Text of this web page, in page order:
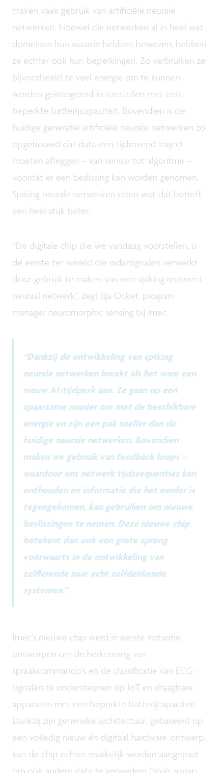
maken vaak gebruik van artificiële neurale
netwerken. Hoewel die netwerken al in heel wat
domeinen hun waarde hebben bewezen, hebben
ze echter ook hun beperkingen. Zo verbruiken ze
bijvoorbeeld te veel energie om te kunnen
worden geïntegreerd in toestellen met een
beperkte batterijcapaciteit. Bovendien is de
huidige generatie artificiële neurale netwerken zo
opgebouwd dat data een tijdrovend traject
moeten afleggen – van sensor tot algoritme –
voordat er een beslissing kan worden genomen.
Spiking neurale netwerken doen wat dat betreft
een heel stuk beter.
“De digitale chip die we vandaag voorstellen, is
de eerste ter wereld die radarsignalen verwerkt
door gebruik te maken van een spiking recurrent
neuraal netwerk”, zegt Ilja Ocket, program
manager neuromorphic sensing bij imec.
“Dankzij de ontwikkeling van spiking
neurale netwerken breekt als het ware een
nieuw AI-tijdperk aan. Ze gaan op een
spaarzame manier om met de beschikbare
energie en zijn een pak sneller dan de
huidige neurale netwerken. Bovendien
maken we gebruik van feedback loops –
waardoor ons netwerk tijdssequenties kan
onthouden en informatie die het eerder is
tegengekomen, kan gebruiken om nieuwe
beslissingen te nemen. Deze nieuwe chip
betekent dan ook een grote sprong
voorwaarts in de ontwikkeling van
zelflerende naar echt zelfdenkende
systemen.”
Imec’s nieuwe chip werd in eerste instantie
ontworpen om de herkenning van
spraakcommando’s en de classificatie van ECG-
signalen te ondersteunen op IoT en draagbare
apparaten met een beperkte batterijcapaciteit.
Dankzij zijn generieke architectuur, gebaseerd op
een volledig nieuw én digitaal hardware-ontwerp,
kan de chip echter makkelijk worden aangepast
om ook andere data te verwerken (zoals sonar-,